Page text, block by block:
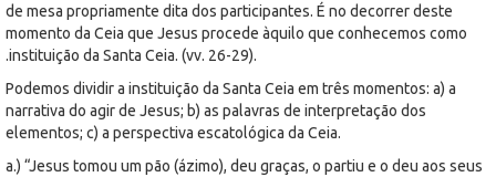
de mesa propriamente dita dos participantes. É no decorrer deste
momento da Ceia que Jesus procede àquilo que conhecemos como
.instituição da Santa Ceia. (vv. 26-29).
Podemos dividir a instituição da Santa Ceia em três momentos: a) a
narrativa do agir de Jesus; b) as palavras de interpretação dos
elementos; c) a perspectiva escatológica da Ceia.
a.) “Jesus tomou um pão (ázimo), deu graças, o partiu e o deu aos seus